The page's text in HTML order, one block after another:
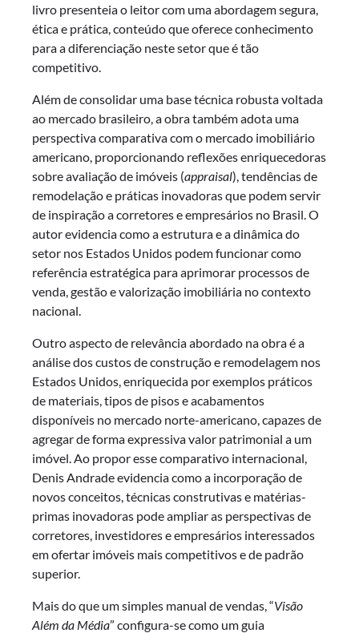
livro presenteia o leitor com uma abordagem segura,
ética e prática, conteúdo que oferece conhecimento
para a diferenciação neste setor que é tão
competitivo.
Além de consolidar uma base técnica robusta voltada
ao mercado brasileiro, a obra também adota uma
perspectiva comparativa com o mercado imobiliário
americano, proporcionando reflexões enriquecedoras
sobre avaliação de imóveis (appraisal), tendências de
remodelação e práticas inovadoras que podem servir
de inspiração a corretores e empresários no Brasil. O
autor evidencia como a estrutura e a dinâmica do
setor nos Estados Unidos podem funcionar como
referência estratégica para aprimorar processos de
venda, gestão e valorização imobiliária no contexto
nacional.
Outro aspecto de relevância abordado na obra é a
análise dos custos de construção e remodelagem nos
Estados Unidos, enriquecida por exemplos práticos
de materiais, tipos de pisos e acabamentos
disponíveis no mercado norte-americano, capazes de
agregar de forma expressiva valor patrimonial a um
imóvel. Ao propor esse comparativo internacional,
Denis Andrade evidencia como a incorporação de
novos conceitos, técnicas construtivas e matérias-
primas inovadoras pode ampliar as perspectivas de
corretores, investidores e empresários interessados
em ofertar imóveis mais competitivos e de padrão
superior.
Mais do que um simples manual de vendas, “Visão
Além da Média” configura-se como um guia